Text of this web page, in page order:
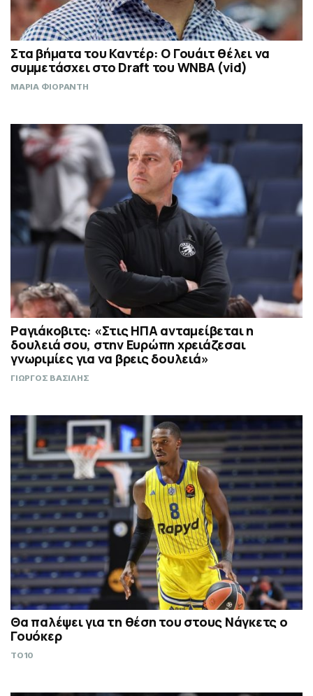
Στα βήματα του Καντέρ: Ο Γουάιτ θέλει να
συμμετάσχει στο Draft του WNBA (vid)
ΜΑΡΙΑ ΦΙΟΡΑΝΤΗ
Ραγιάκοβιτς: «Στις ΗΠΑ ανταμείβεται η
δουλειά σου, στην Ευρώπη χρειάζεσαι
γνωριμίες για να βρεις δουλειά»
ΓΙΩΡΓΟΣ ΒΑΣΙΛΗΣ
Θα παλέψει για τη θέση του στους Νάγκετς ο
Γουόκερ
TO10